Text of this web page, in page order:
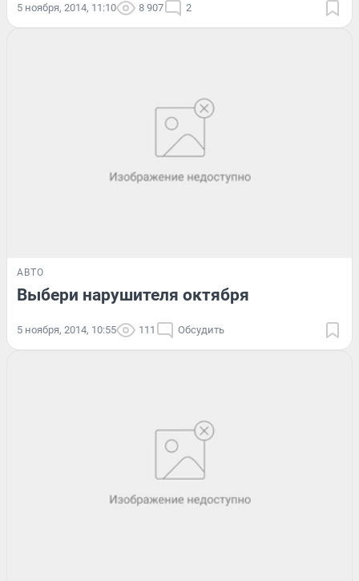
5 ноября, 2014, 11:10 8 907 2
АВТО
Выбери нарушителя октября
5 ноября, 2014, 10:55 111 Обсудить